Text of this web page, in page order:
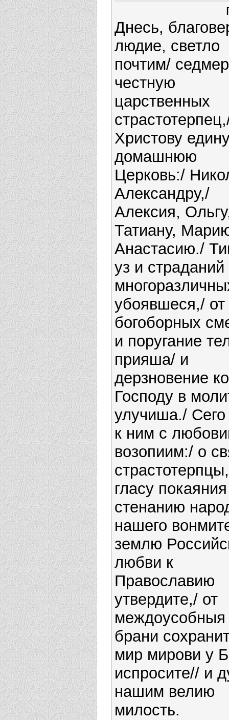
Днесь,
людие, светло
почтим/
честную
царственных
Христову
домашнюю
Церковь:/
Александру,/
Алексия,
Татиану,
Анастасию./
уз и страданий
убоявшеся,/ от
богоборных
и поругание
прияша/ и
дерзновение ко
Господу в
улучиша./
к ним с
возопиим:/ о
гласу
стенанию
нашего
землю
любви к
Православию
утвердите,/ от
междоусобныя
брани
мир мирови у
испросите// и
нашим велию
милость.